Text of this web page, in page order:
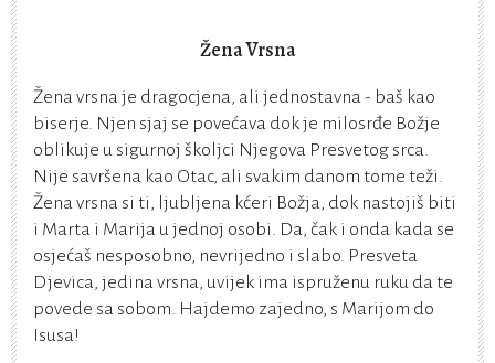
Žena Vrsna
Žena vrsna je dragocjena, ali jednostavna - baš kao
biserje. Njen sjaj se povećava dok je milosrđe Božje
oblikuje u sigurnoj školjci Njegova Presvetog srca.
Nije savršena kao Otac, ali svakim danom tome teži.
Žena vrsna si ti, ljubljena kćeri Božja, dok nastojiš biti
i Marta i Marija u jednoj osobi. Da, čak i onda kada se
osjećaš nesposobno, nevrijedno i slabo. Presveta
Djevica, jedina vrsna, uvijek ima ispruženu ruku da te
povede sa sobom. Hajdemo zajedno, s Marijom do
Isusa!